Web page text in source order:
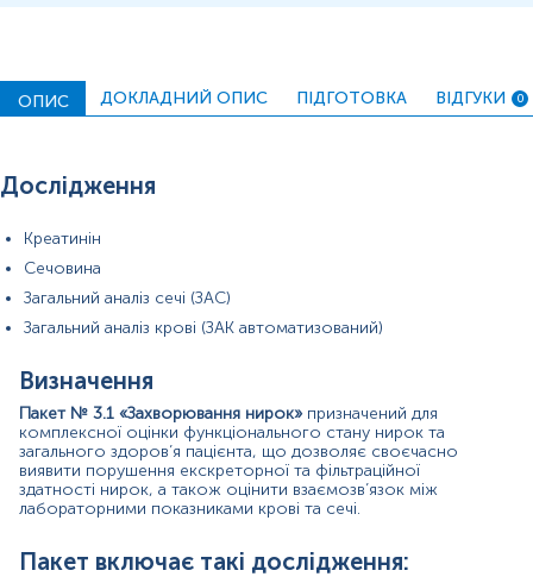
оцінити можливі запальні, інфекційні процеси, які
часто супроводжують хронічні захворювання
хімічні властивості сечі та наявність патологічних
домішок (білка, еритроцитів, лейкоцитів,
процеси, ураження клубочків чи канальців.
Показання до призначення:
Підозра на хронічну або гостру ниркову
недостатність.
поліурія, олігурія).
Артеріальна гіпертензія нез’ясованої етіології.
Контроль стану при цукровому діабеті та
метаболічних порушеннях.
Моніторинг перебігу та лікування захворювань
нирок.
Передопераційний скринінг.
патологічних станів.
Контроль стану під час прийому нефротоксичних
ОПИС ДОКЛАДНИЙ ОПИС ПІДГОТОВКА ВІДГУКИ 0
Дослідження
Креатинін
Сечовина
Загальний аналіз сечі (ЗАС)
Загальний аналіз крові (ЗАК автоматизований)
Визначення
Пакет № 3.1 «Захворювання нирок»призначений для
комплексної оцінки функціонального стану нирок та
загального здоров’я пацієнта, що дозволяє своєчасно
виявити порушення екскреторної та фільтраційної
здатності нирок, а також оцінити взаємозв’язок між
лабораторними показниками крові та сечі.
Пакет включає такі дослідження: